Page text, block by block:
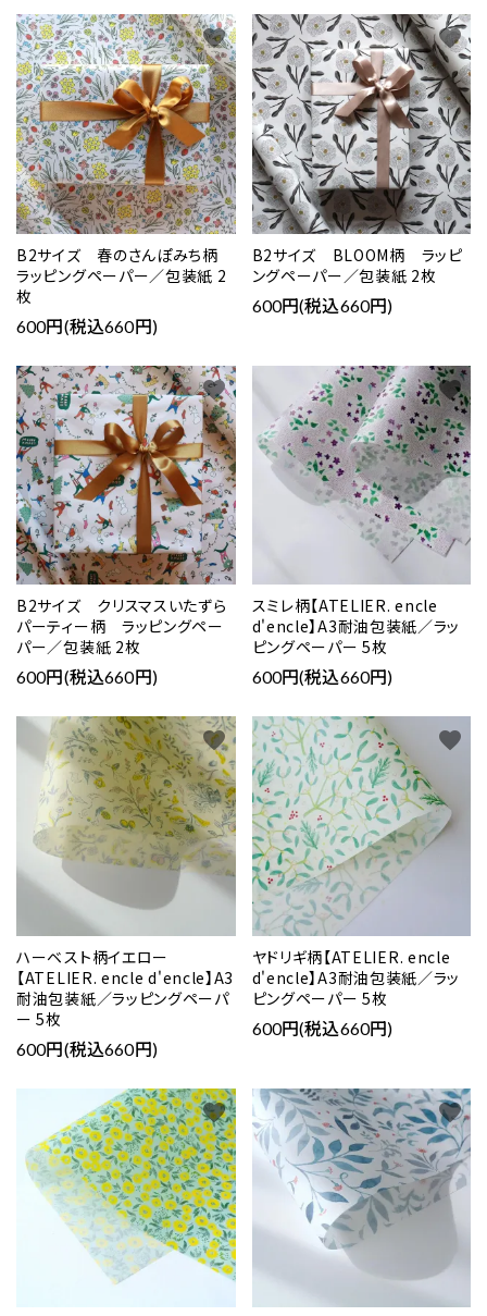
B2サイズ 春のさんぽみち柄
ラッピングペーパー／包装紙 2
枚
600円(税込660円)
favorite
B2サイズ BLOOM柄 ラッピ
ングペーパー／包装紙 2枚
600円(税込660円)
favorite
B2サイズ クリスマスいたずら
パーティー柄 ラッピングペー
パー／包装紙 2枚
600円(税込660円)
favorite
スミレ柄【ATELIER. encle
d'encle】A3耐油包装紙／ラッ
ピングペーパー 5枚
600円(税込660円)
favorite
ハーベスト柄イエロー
【ATELIER. encle d'encle】A3
耐油包装紙／ラッピングペーパ
ー 5枚
600円(税込660円)
favorite
ヤドリギ柄【ATELIER. encle
d'encle】A3耐油包装紙／ラッ
ピングペーパー 5枚
600円(税込660円)
favorite
favorite favorite